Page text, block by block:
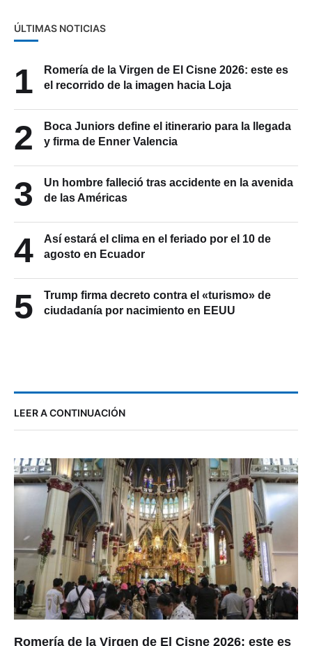
ÚLTIMAS NOTICIAS
1
Romería de la Virgen de El Cisne 2026: este es
el recorrido de la imagen hacia Loja
2
Boca Juniors define el itinerario para la llegada
y firma de Enner Valencia
3
Un hombre falleció tras accidente en la avenida
de las Américas
4
Así estará el clima en el feriado por el 10 de
agosto en Ecuador
5
Trump firma decreto contra el «turismo» de
ciudadanía por nacimiento en EEUU
LEER A CONTINUACIÓN
Romería de la Virgen de El Cisne 2026: este es